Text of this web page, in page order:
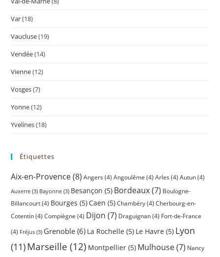
Var(18)
Vaucluse(19)
Vendée(14)
Vienne(12)
Vosges(7)
Yonne(12)
Yvelines(18)
Étiquettes
Aix-en-Provence(8) Angers (4) Angoulême (4) Arles (4) Autun(4)
Auxerre (3) Bayonne (3) Besançon (5) Bordeaux(7) Boulogne-
Billancourt(4) Bourges (5) Caen (5) Chambéry(4) Cherbourg-en-
Cotentin(4) Compiègne (4) Dijon (7) Draguignan(4) Fort-de-France
(4) Fréjus (3) Grenoble (6) La Rochelle (5) Le Havre (5) Lyon
(11)Marseille (12) Montpellier (5) Mulhouse(7) Nancy